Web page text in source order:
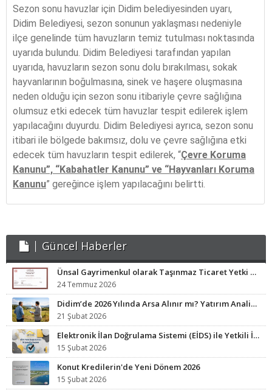
Sezon sonu havuzlar için Didim belediyesinden uyarı,
Didim Belediyesi, sezon sonunun yaklaşması nedeniyle
ilçe genelinde tüm havuzların temiz tutulması noktasında
uyarıda bulundu. Didim Belediyesi tarafından yapılan
uyarıda, havuzların sezon sonu dolu bırakılması, sokak
hayvanlarının boğulmasına, sinek ve haşere oluşmasına
neden olduğu için sezon sonu itibariyle çevre sağlığına
olumsuz etki edecek tüm havuzlar tespit edilerek işlem
yapılacağını duyurdu. Didim Belediyesi ayrıca, sezon sonu
itibari ile bölgede bakımsız, dolu ve çevre sağlığına etki
edecek tüm havuzların tespit edilerek, “Çevre Koruma
Kanunu”, “Kabahatler Kanunu” ve “Hayvanları Koruma
Kanunu” gereğince işlem yapılacağını belirtti.
Güncel Haberler
Ünsal Gayrimenkul olarak Taşınmaz Ticaret Yetki Belgesi sahibi işletmeyiz.
24 Temmuz 2026
Didim’de 2026 Yılında Arsa Alınır mı? Yatırım Analizi ve Fırsat Bölgeleri
21 Şubat 2026
Elektronik İlan Doğrulama Sistemi (EİDS) ile Yetkili İlan Zorunluluğu Başladı.
15 Şubat 2026
Konut Kredilerin'de Yeni Dönem 2026
15 Şubat 2026